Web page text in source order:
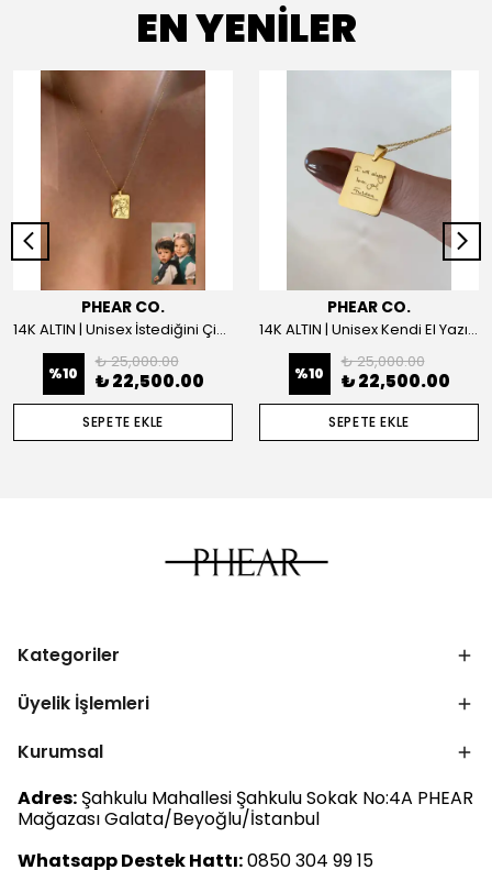
EN YENİLER
PHEAR CO.
14K ALTIN | Unisex İstediğini Çizdir Kolye
%10
₺ 25,000.00
₺ 22,500.00
SEPETE EKLE
PHEAR CO.
14K ALTIN | Unisex Kendi El Yazın ile İstediğini Yazdır Plaka Kolye
%10
₺ 25,000.00
₺ 22,500.00
SEPETE EKLE
Kategoriler
Üyelik İşlemleri
Kurumsal
Adres: Şahkulu Mahallesi Şahkulu Sokak No:4A PHEAR
Mağazası Galata/Beyoğlu/İstanbul
Whatsapp Destek Hattı:0850 304 99 15